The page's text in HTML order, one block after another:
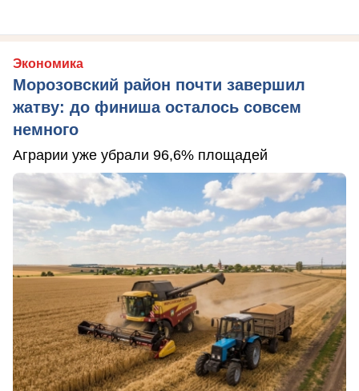
Экономика
Морозовский район почти завершил
жатву: до финиша осталось совсем
немного
Аграрии уже убрали 96,6% площадей